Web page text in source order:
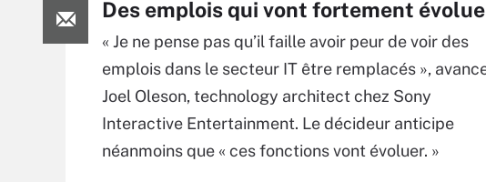
Des emplois qui vont fortement
« Je ne pense pas qu’il faille avoir peur de voir des
emplois dans le secteur IT être remplacés »,
Joel Oleson, technology architect chez Sony
Interactive Entertainment. Le décideur anticipe
néanmoins que « ces fonctions vont évoluer. »